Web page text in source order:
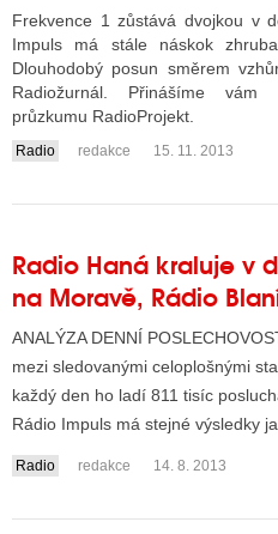
Frekvence 1 zůstává dvojkou v
Impuls má stále náskok
Dlouhodobý posun směrem
Radiožurnál. Přinášíme vám
průzkumu RadioProjekt.
....
Radio redakce 15. 11. 2013
Radio Haná kraluje v
na Moravě, Rádio
ANALÝZA DENNÍ
mezi sledovanými celoplošnými
každý den ho ladí 811 tisíc
Rádio Impuls má stejné výsledky
Radio redakce 14. 8. 2013